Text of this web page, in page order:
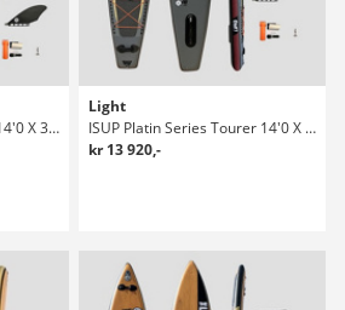
ISUP MFT Series Tourer 14'0 X 32" Sup Bräda
Light
ISUP Platin Series Tourer 14'0 X 28.5" Sup Bräda
kr 13 920,-